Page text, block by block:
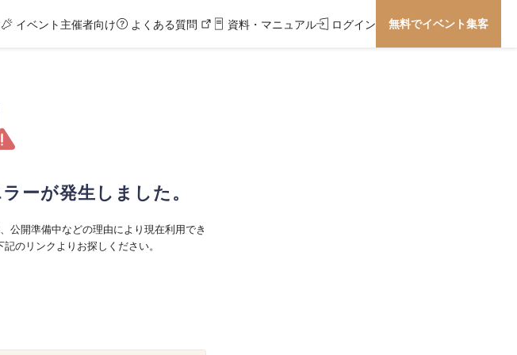
イベント主催者向け よくある質問 資料・マニュアル ログイン 無料でイベント集客
ーが発生しました。
公開準備中などの理由により現在利用でき
のリンクよりお探しください。